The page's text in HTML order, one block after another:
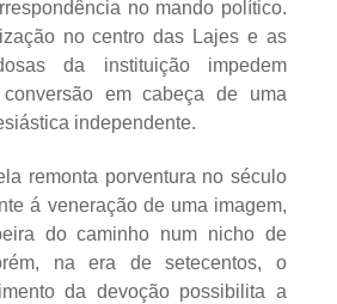
no mando político.
no centro das Lajes e as
da instituição impedem
em cabeça de uma
independente.
remonta porventura no século
á veneração de uma imagem,
do caminho num nicho de
na era de setecentos, o
da devoção possibilita a